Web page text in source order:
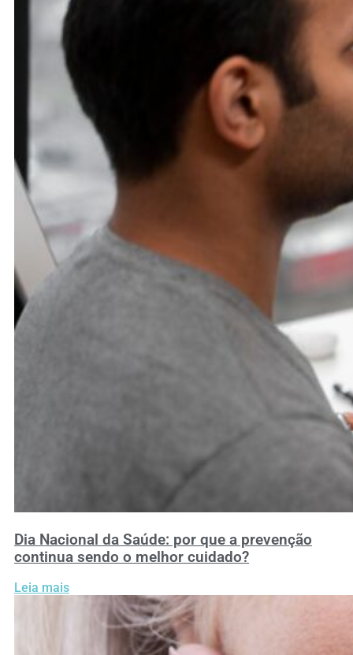
Dia Nacional da Saúde: por que a prevenção
continua sendo o melhor cuidado?
Leia mais